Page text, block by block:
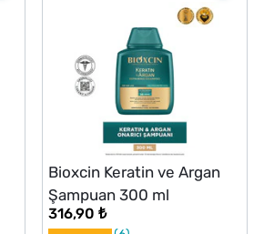
Bioxcin Keratin ve Argan
Şampuan 300 ml
316,90 ₺